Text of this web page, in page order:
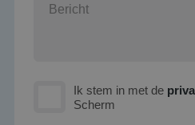
Ik stem in met de
Scherm